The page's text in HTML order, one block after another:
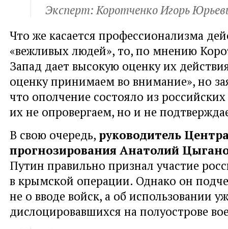
Эксперт: Коротченко Игорь
Что же касается профессионализма
«вежливых людей», то, по мнению
Запад дает высокую оценку их
оценку принимаем во внимание», но
что ополчение состояло из
их не опровергаем, но и не
В свою очередь, руководитель
прогнозирования Анатолий
Путин правильно признал участие
в крымской операции. Однако он
не о вводе войск, а об использовании
дислоцировавшихся на полуострове